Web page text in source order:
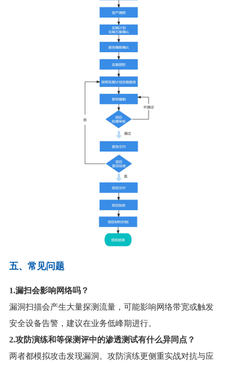
五、常见问题
1.漏扫会影响网络吗？
漏洞扫描会产生大量探测流量，可能影响网络带宽或触发
安全设备告警，建议在业务低峰期进行。
2.攻防演练和等保测评中的渗透测试有什么异同点？
两者都模拟攻击发现漏洞。攻防演练更侧重实战对抗与应